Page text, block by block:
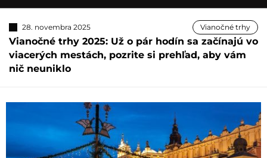
28. novembra 2025 Vianočné trhy
Vianočné trhy 2025: Už o pár hodín sa začínajú vo
viacerých mestách, pozrite si prehľad, aby vám
nič neuniklo